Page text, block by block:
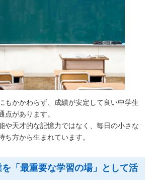
もかかわらず、成績が安定して良い中学生
点があります。
や天才的な記憶力ではなく、毎日の小さな
ち方から生まれています。
「最重要な学習の場」として活